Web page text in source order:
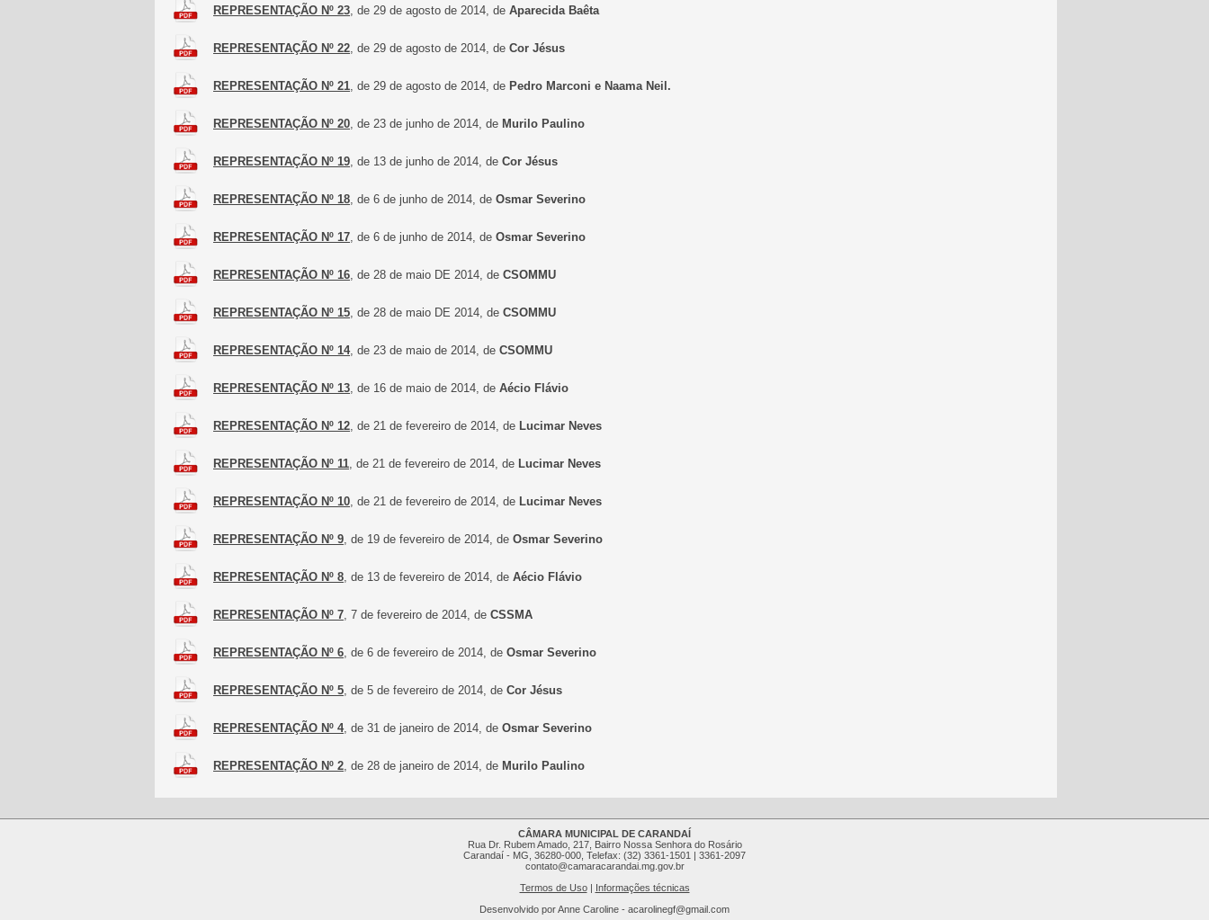
REPRESENTAÇÃO Nº 23, de 29 de agosto de 2014, de Aparecida Baêta
REPRESENTAÇÃO Nº 22, de 29 de agosto de 2014, de Cor Jésus
REPRESENTAÇÃO Nº 21, de 29 de agosto de 2014, de Pedro Marconi e Naama Neil.
REPRESENTAÇÃO Nº 20, de 23 de junho de 2014, de Murilo Paulino
REPRESENTAÇÃO Nº 19, de 13 de junho de 2014, de Cor Jésus
REPRESENTAÇÃO Nº 18, de 6 de junho de 2014, de Osmar Severino
REPRESENTAÇÃO Nº 17, de 6 de junho de 2014, de Osmar Severino
REPRESENTAÇÃO Nº 16, de 28 de maio DE 2014, de CSOMMU
REPRESENTAÇÃO Nº 15, de 28 de maio DE 2014, de CSOMMU
REPRESENTAÇÃO Nº 14, de 23 de maio de 2014, de CSOMMU
REPRESENTAÇÃO Nº 13, de 16 de maio de 2014, de Aécio Flávio
REPRESENTAÇÃO Nº 12, de 21 de fevereiro de 2014, de Lucimar Neves
REPRESENTAÇÃO Nº 11, de 21 de fevereiro de 2014, de Lucimar Neves
REPRESENTAÇÃO Nº 10, de 21 de fevereiro de 2014, de Lucimar Neves
REPRESENTAÇÃO Nº 9, de 19 de fevereiro de 2014, de Osmar Severino
REPRESENTAÇÃO Nº 8, de 13 de fevereiro de 2014, de Aécio Flávio
REPRESENTAÇÃO Nº 7, 7 de fevereiro de 2014, de CSSMA
REPRESENTAÇÃO Nº 6, de 6 de fevereiro de 2014, de Osmar Severino
REPRESENTAÇÃO Nº 5, de 5 de fevereiro de 2014, de Cor Jésus
REPRESENTAÇÃO Nº 4, de 31 de janeiro de 2014, de Osmar Severino
REPRESENTAÇÃO Nº 2, de 28 de janeiro de 2014, de Murilo Paulino
CÂMARA MUNICIPAL DE CARANDAÍ
Rua Dr. Rubem Amado, 217, Bairro Nossa Senhora do Rosário
Carandaí - MG, 36280-000, Telefax: (32) 3361-1501 | 3361-2097
contato@camaracarandai.mg.gov.br
Termos de Uso| Informações técnicas
Desenvolvido por Anne Caroline - acarolinegf@gmail.com